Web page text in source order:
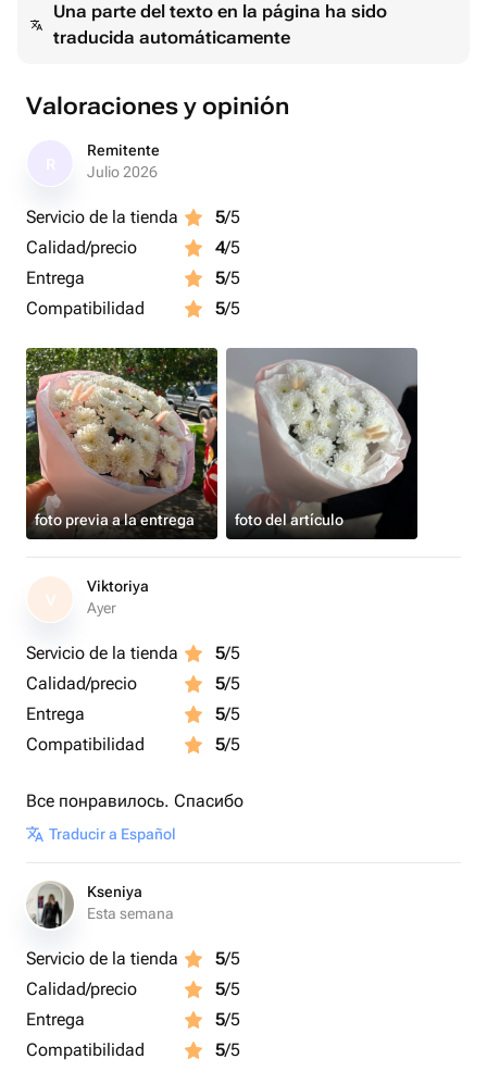
Наши букеты помогут порадовать ваших любимых мам
для любого повода : на день рождение, юбилей,
свадьбу , свидание или просто чтобы поднять
настроение 🌸
Una parte del texto en la página ha sido
traducida automáticamente
Valoraciones y opinión
Remitente
Julio 2026
Servicio de la tienda 5/5
Calidad/precio
4/5
Entrega
5/5
Compatibilidad
5/5
foto previa a la entrega foto del artículo
V
Viktoriya
Ayer
Servicio de la tienda 5/5
Calidad/precio
5/5
Entrega
5/5
Compatibilidad
5/5
Все понравилось. Спасибо
Traducir a Español
Kseniya
Esta semana
Servicio de la tienda 5/5
Calidad/precio
5/5
Entrega
5/5
Compatibilidad
5/5